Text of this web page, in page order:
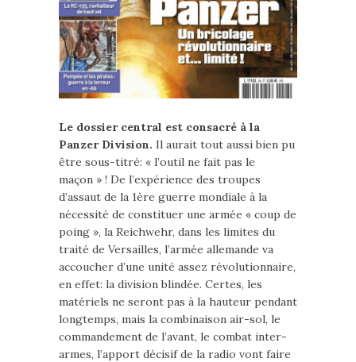
Le dossier central est consacré à la
Panzer Division. Il aurait tout aussi bien pu
être sous-titré: « l’outil ne fait pas le
maçon » ! De l’expérience des troupes
d’assaut de la 1ère guerre mondiale à la
nécessité de constituer une armée « coup de
poing », la Reichwehr, dans les limites du
traité de Versailles, l’armée allemande va
accoucher d’une unité assez révolutionnaire,
en effet: la division blindée. Certes, les
matériels ne seront pas à la hauteur pendant
longtemps, mais la combinaison air-sol, le
commandement de l’avant, le combat inter-
armes, l’apport décisif de la radio vont faire